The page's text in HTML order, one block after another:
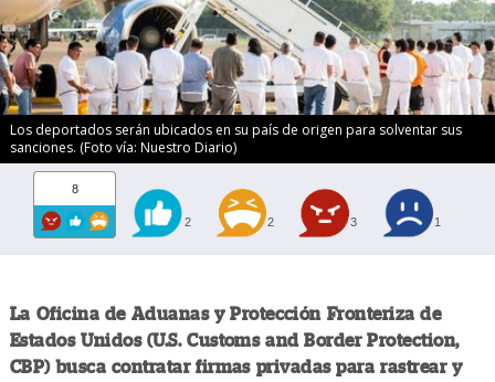
Los deportados serán ubicados en su país de origen para solventar sus
sanciones. (Foto vía: Nuestro Diario)
8
2 2 3 1
La Oficina de Aduanas y Protección Fronteriza de
Estados Unidos (U.S. Customs and Border Protection,
CBP) busca contratar firmas privadas para rastrear y